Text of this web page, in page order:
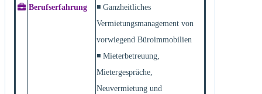
Berufserfahrung
◾ Ganzheitliches
Vermietungsmanagement von
vorwiegend Büroimmobilien
◾ Mieterbetreuung,
Mietergespräche,
Neuvermietung und